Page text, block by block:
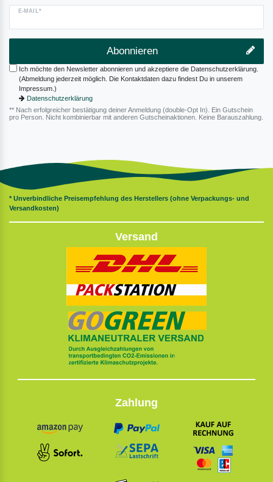
E-MAIL*
Abonnieren
Ich möchte den Newsletter abonnieren und akzeptiere die Datenschutzerklärung.
(Abmeldung jederzeit möglich. Die Kontaktdaten dazu findest Du in unserem
Impressum.)
Datenschutzerklärung
** Nach erfolgreicher bestätigung deiner Anmeldung (double-Opt In). Ein Gutschein
pro Person. Nicht kombinierbar mit anderen Gutscheinaktionen. Keine Barauszahlung.
* Unverbindliche Preisempfehlung des Herstellers (ohne Verpackungs- und
Versandkosten)
Versand
Zahlung